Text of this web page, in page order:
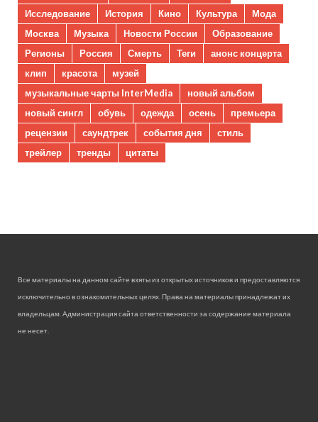
Исследование
История Кино Культура
Мода
Москва
Музыка Новости России
Образование
Регионы
Россия Смерть Теги
анонс концерта
клип
красота
музей
музыкальные чарты InterMedia
новый альбом
новый сингл
обувь одежда осень
премьера
рецензии
саундтрек события дня
стиль
трейлер
тренды цитаты
Все материалы на данном сайте взяты из открытых источников и предоставляются
исключительно в ознакомительных целях. Права на материалы принадлежат их
владельцам. Администрация сайта ответственности за содержание материала
не несет.